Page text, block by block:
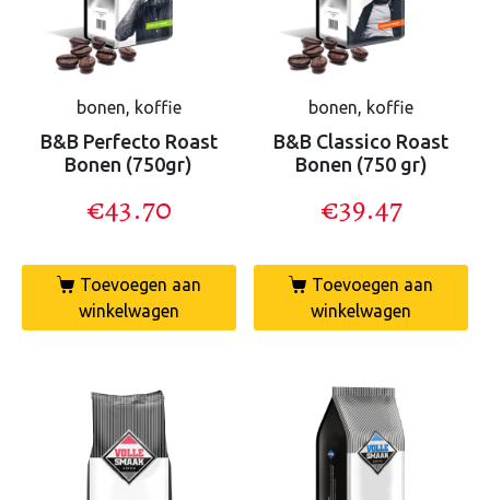
bonen, koffie
B&B Perfecto Roast
Bonen (750gr)
€43.70
Toevoegen aan
winkelwagen
bonen, koffie
B&B Classico Roast
Bonen (750 gr)
€39.47
Toevoegen aan
winkelwagen